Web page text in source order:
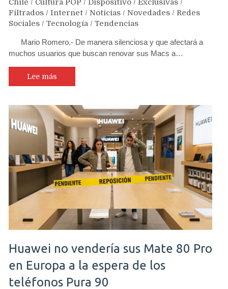
Filtrados / Internet / Noticias / Novedades / Redes
Sociales / Tecnología / Tendencias
Mario Romero.- De manera silenciosa y que afectará a
muchos usuarios que buscan renovar sus Macs a…
Lee más
Huawei no vendería sus Mate 80 Pro
en Europa a la espera de los
teléfonos Pura 90